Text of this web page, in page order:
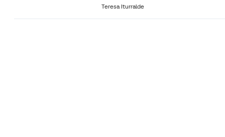
Teresa Iturralde